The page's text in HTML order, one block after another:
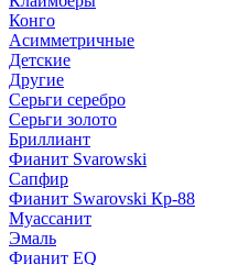
Конго
Асимметричные
Детские
Другие
Серьги серебро
Серьги золото
Бриллиант
Фианит Svarowski
Сапфир
Фианит Swarovski Кр-88
Муассанит
Эмаль
Фианит EQ